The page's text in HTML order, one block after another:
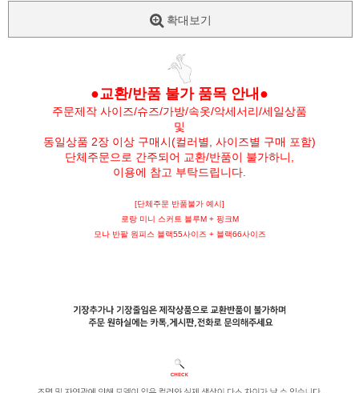
확대보기
●교환/반품 불가 품목 안내●
주문제작 사이즈/슈즈/가방/속옷/악세서리/세일상품
및
동일상품 2장 이상 구매시(컬러별, 사이즈별 구매 포함)
단체주문으로 간주되어 교환/반품이 불가하니,
이용에 참고 부탁드립니다.
[단체주문 반품불가 예시]
로랑 미니 스커트 블루M + 핑크M
모나 반팔 원피스 블랙55사이즈 + 블랙66사이즈